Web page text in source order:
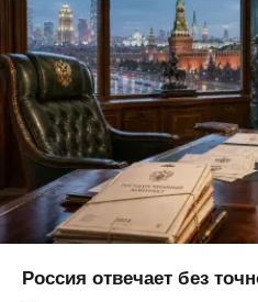
Россия отвечает без